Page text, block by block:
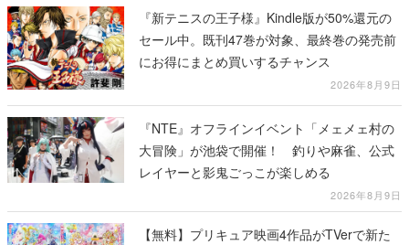
『新テニスの王子様』Kindle版が50%還元の
セール中。既刊47巻が対象、最終巻の発売前
にお得にまとめ買いするチャンス
2026年8月9日
『NTE』オフラインイベント「メェメェ村の
大冒険」が池袋で開催！ 釣りや麻雀、公式
レイヤーと影鬼ごっこが楽しめる
2026年8月9日
【無料】プリキュア映画4作品がTVerで新た